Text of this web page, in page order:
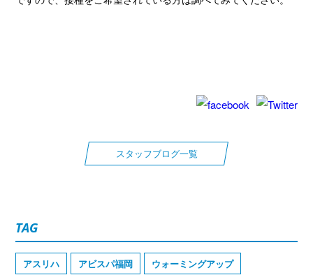
スタッフブログ一覧
TAG
アスリハ アビスパ福岡
ウォーミングアップ